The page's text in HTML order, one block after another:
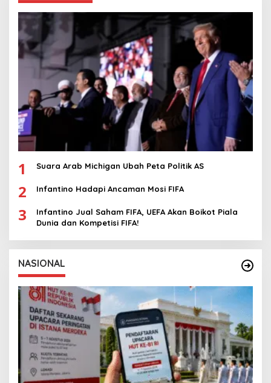
1 Suara Arab Michigan Ubah Peta Politik AS
2 Infantino Hadapi Ancaman Mosi FIFA
3
Infantino Jual Saham FIFA, UEFA Akan Boikot Piala
Dunia dan Kompetisi FIFA!
NASIONAL